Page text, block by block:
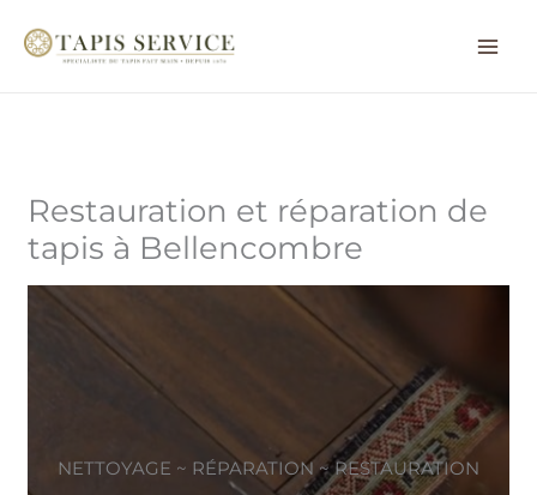
Restauration et réparation de
tapis à Bellencombre
NETTOYAGE ~ RÉPARATION ~ RESTAURATION